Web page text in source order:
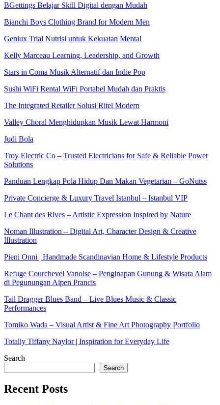
BGettings Belajar Skill Digital dengan Mudah
Bianchi Boys Clothing Brand for Modern Men
Geniux Trial Nutrisi untuk Kekuatan Mental
Kelly Marceau Learning, Leadership, and Growth
Stars in Coma Musik Alternatif dan Indie Pop
Sushi WiFi Rental WiFi Portabel Mudah dan Praktis
The Integrated Retailer Solusi Ritel Modern
Valley Choral Menghidupkan Musik Lewat Harmoni
Judi Bola
Troy Electric Co – Trusted Electricians for Safe & Reliable Power
Solutions
Panduan Lengkap Pola Hidup Dan Makan Vegetarian – GoNutss
Private Concierge & Luxury Travel Istanbul – Istanbul VIP
Le Chant des Rives – Artistic Expression Inspired by Nature
Noman Illustration – Digital Art, Character Design & Creative
Illustration
Pieni Onni | Handmade Scandinavian Home & Lifestyle Products
Refuge Courchevel Vanoise – Penginapan Gunung & Wisata Alam
di Pegunungan Alpen Prancis
Tail Dragger Blues Band – Live Blues Music & Classic
Performances
Tomiko Wada – Visual Artist & Fine Art Photography Portfolio
Totally Tiffany Naylor | Inspiration for Everyday Life
Search
Search
Recent Posts